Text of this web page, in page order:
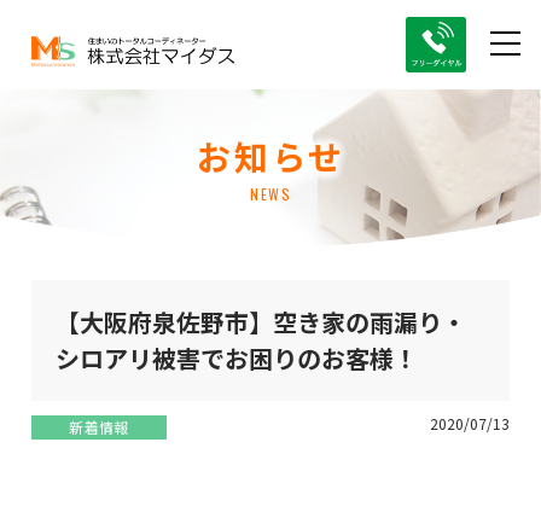
お知らせ
NEWS
【大阪府泉佐野市】空き家の雨漏り・
シロアリ被害でお困りのお客様！
新着情報 2020/07/13